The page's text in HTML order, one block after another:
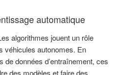
automatique
algorithmes jouent un rôle
véhicules autonomes. En
données d’entraînement, ces